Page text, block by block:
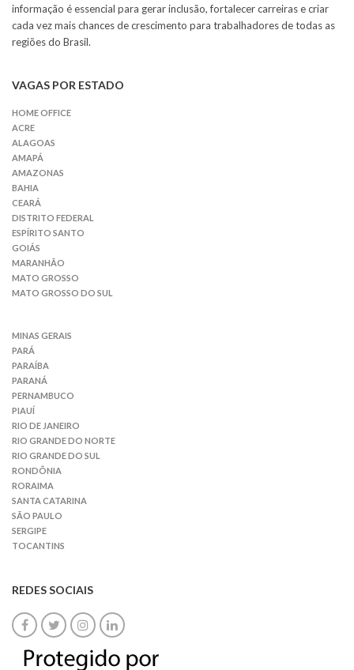
informação é essencial para gerar inclusão, fortalecer carreiras e criar
cada vez mais chances de crescimento para trabalhadores de todas as
regiões do Brasil.
VAGAS POR ESTADO
HOME OFFICE
ACRE
ALAGOAS
AMAPÁ
AMAZONAS
BAHIA
CEARÁ
DISTRITO FEDERAL
ESPÍRITO SANTO
GOIÁS
MARANHÃO
MATO GROSSO
MATO GROSSO DO SUL
MINAS GERAIS
PARÁ
PARAÍBA
PARANÁ
PERNAMBUCO
PIAUÍ
RIO DE JANEIRO
RIO GRANDE DO NORTE
RIO GRANDE DO SUL
RONDÔNIA
RORAIMA
SANTA CATARINA
SÃO PAULO
SERGIPE
TOCANTINS
REDES SOCIAIS